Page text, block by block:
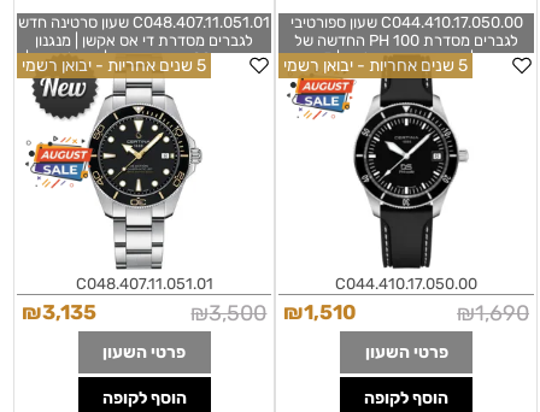
C044.410.17.050.00 שעון ספורטיבי
לגברים מסדרת PH 100 החדשה של
סרטינה | דגם ברצועת סיליקון | 5 שנים
אחריות | DS PH100M Gent Stainless
Steel 40,5mm Watch Certina
C0444101705000
5 שנים אחריות - יבואן רשמי
C044.410.17.050.00
₪1,690
₪1,510
פרטי השעון
הוסף לקופה
C048.407.11.051.01 שעון סרטינה חדש
לגברים מסדרת די אס אקשן | מנגנון
אוטומטי 80 שעות החדש | באזל קרמי |
לוח זרחני | 5 שנות אחריות יבואן רשמי
|New Certina DS Diver 40.5mm
Black Dial Watch C0484071105101
5 שנים אחריות - יבואן רשמי
C048.407.11.051.01
₪3,500
₪3,135
פרטי השעון
הוסף לקופה